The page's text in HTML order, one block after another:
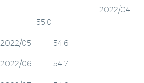
2022/04
55.0
2022/05 54.6
2022/06 54.7